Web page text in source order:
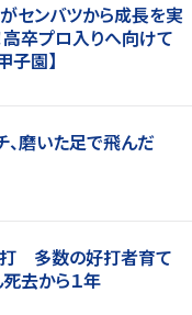
センバツから成長を実
卒プロ入りへ向けて
子園】
、磨いた足で飛んだ
打 多数の好打者育て
去から１年